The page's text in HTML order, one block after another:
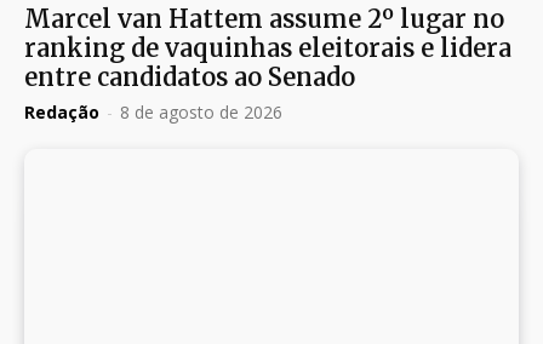
Marcel van Hattem assume 2º lugar no
ranking de vaquinhas eleitorais e lidera
entre candidatos ao Senado
Redação - 8 de agosto de 2026